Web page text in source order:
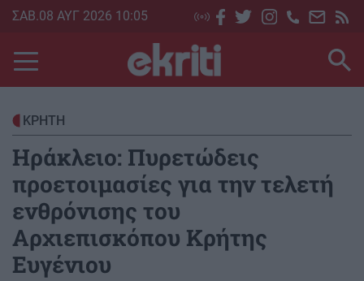
Skip
main
content
ΣΑΒ.08 ΑΥΓ 2026 10:05
ΚΡΗΤΗ
Ηράκλειο: Πυρετώδεις
προετοιμασίες για την τελετή
ενθρόνισης του
Αρχιεπισκόπου Κρήτης
Ευγένιου